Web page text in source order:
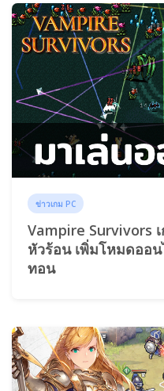
ข่าวเกม PC
Vampire Survivors
หัวร้อน เพิ่มโหมดออ
ทอน